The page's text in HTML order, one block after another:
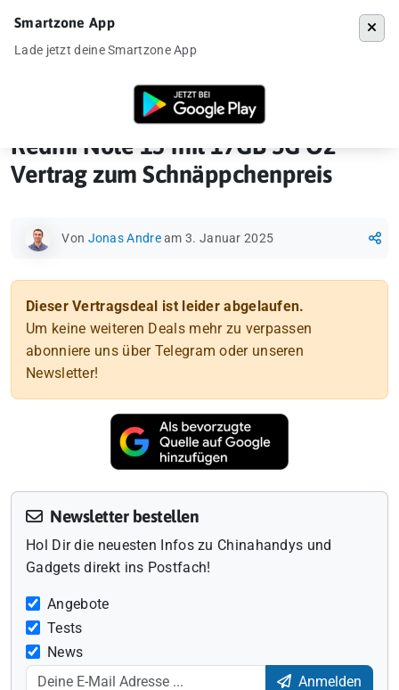
Vertragsdeal Redmi Note 13 mit 17GB 5G O2 Vertrag
Redmi Note 13 mit 17GB 5G O2
Vertrag zum Schnäppchenpreis
Von Jonas Andream 3. Januar 2025
Dieser Vertragsdeal ist leider abgelaufen.
Um keine weiteren Deals mehr zu verpassen
abonniere uns über Telegram oder unseren
Newsletter!
Newsletter bestellen
Hol Dir die neuesten Infos zu Chinahandys und
Gadgets direkt ins Postfach!
Angebote
Tests
News
Anmelden
Smartzone App
Lade jetzt deine Smartzone App